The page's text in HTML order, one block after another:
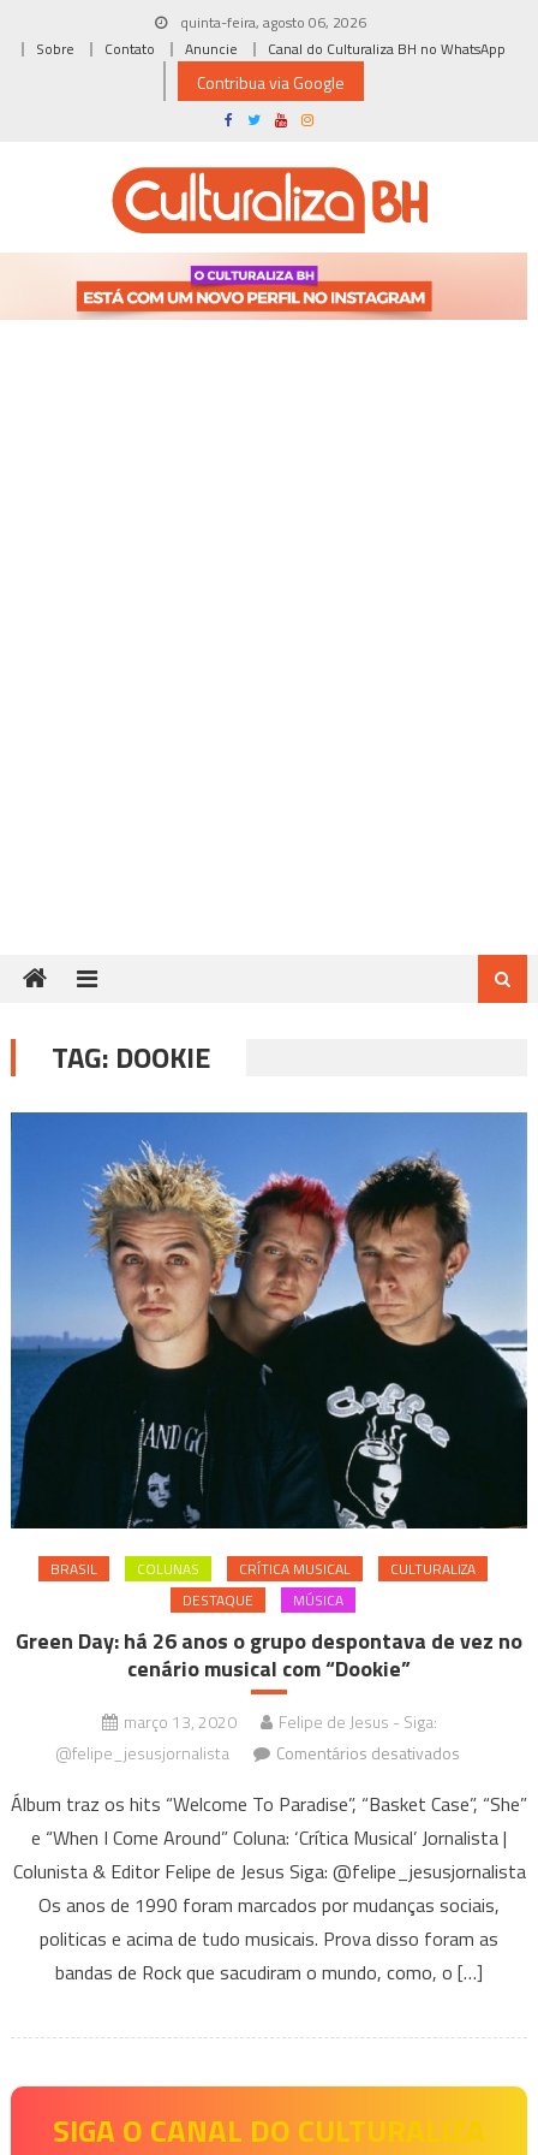
quinta-feira, agosto 06, 2026
Sobre
Contato Anuncie Canal do Culturaliza BH no WhatsApp
Contribua via Google
TAG: DOOKIE
BRASIL COLUNAS CRÍTICA MUSICAL
CULTURALIZA
DESTAQUE
MÚSICA
Green Day: há 26 anos o grupo despontava de vez no
cenário musical com “Dookie”
março 13, 2020
Felipe de Jesus - Siga:
@felipe_jesusjornalista
Comentários desativadosem
Day:
há
26
anos
o
grupo
no
musical
Álbum traz os hits “Welcome To Paradise”, “Basket Case”, “She”
e “When I Come Around” Coluna: ‘Crítica Musical’ Jornalista |
Colunista & Editor Felipe de Jesus Siga: @felipe_jesusjornalista
Os anos de 1990 foram marcados por mudanças sociais,
politicas e acima de tudo musicais. Prova disso foram as
bandas de Rock que sacudiram o mundo, como, o […]
SIGA O CANAL DO CULTURALIZA